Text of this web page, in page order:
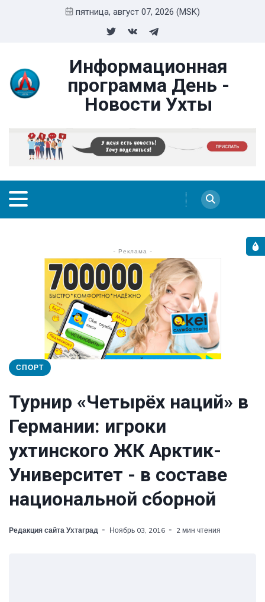
пятница, август 07, 2026 (MSK)
Информационная
программа День -
Новости Ухты
- Реклама -
СПОРТ
Турнир «Четырёх наций» в
Германии: игроки
ухтинского ЖК Арктик-
Университет - в составе
национальной сборной
Редакция сайта Ухтаград Ноябрь 03, 2016 2 мин чтения